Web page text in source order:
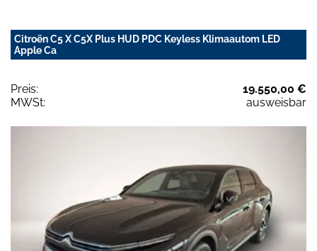
Citroën C5 X C5X Plus HUD PDC Keyless Klimaautom LED
Apple Ca
Preis:
19.550,00 €
MWSt:
ausweisbar